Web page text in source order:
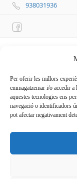
Per oferir les millors
emmagatzemar i/o accedir
aquestes tecnologies ens
navegació o identificadors
pot afectar negativament
938031936
Botiga d’esports,
Horari estiu: Horari
Dilluns matí tancat
de dilluns a
de 10:00 a 13:00